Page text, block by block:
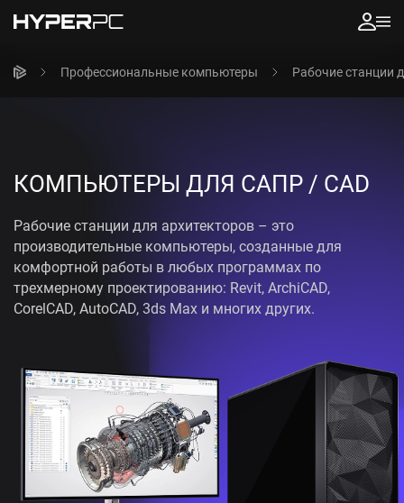
Профессиональные компьютеры Рабочие станции
КОМПЬЮТЕРЫ ДЛЯ САПР / CAD
Рабочие станции для архитекторов – это
производительные компьютеры, созданные для
комфортной работы в любых программах по
трехмерному проектированию: Revit, ArchiCAD,
CorelCAD, AutoCAD, 3ds Max и многих других.